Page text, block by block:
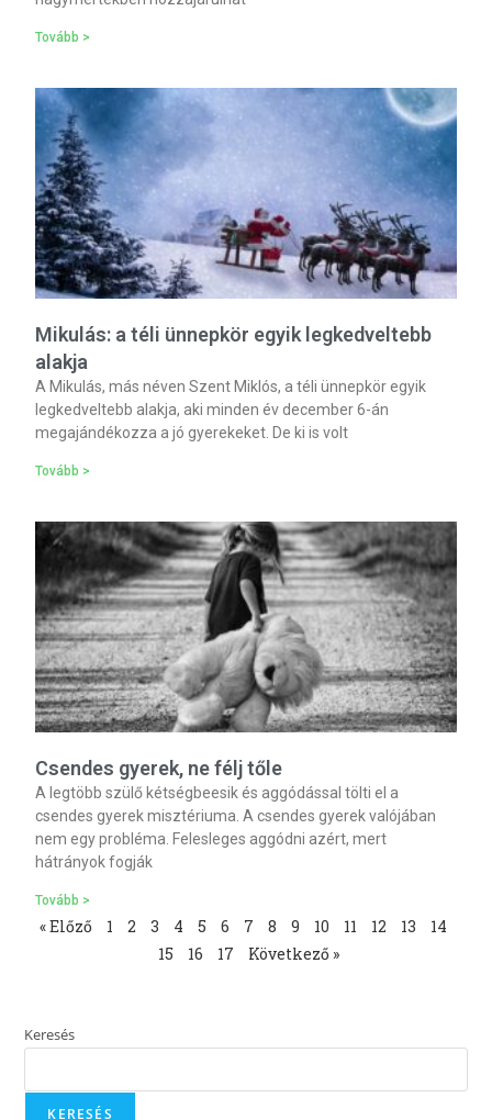
Tovább >
Mikulás: a téli ünnepkör egyik legkedveltebb
alakja
A Mikulás, más néven Szent Miklós, a téli ünnepkör egyik
legkedveltebb alakja, aki minden év december 6-án
megajándékozza a jó gyerekeket. De ki is volt
Tovább >
Csendes gyerek, ne félj tőle
A legtöbb szülő kétségbeesik és aggódással tölti el a
csendes gyerek misztériuma. A csendes gyerek valójában
nem egy probléma. Felesleges aggódni azért, mert
hátrányok fogják
Tovább >
« Előző 1 2 3 4 5 6 7 8 9 10 11 12 13
14
15
16 17 Következő »
Keresés
KERESÉS